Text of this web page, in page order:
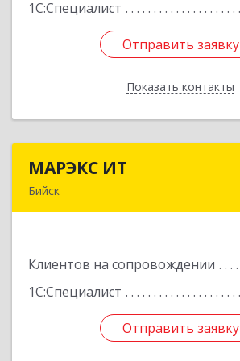
1С:Специалист
Отправить заявку
Показать контакты
Отправить заявку
Назад
МАРЭКС ИТ
Бийск
Клиентов на сопровождении
1С:Специалист
Отправить заявку
Отправить заявку